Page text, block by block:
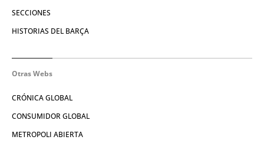
SECCIONES
HISTORIAS DEL BARÇA
Otras Webs
CRÓNICA GLOBAL
CONSUMIDOR GLOBAL
METROPOLI ABIERTA